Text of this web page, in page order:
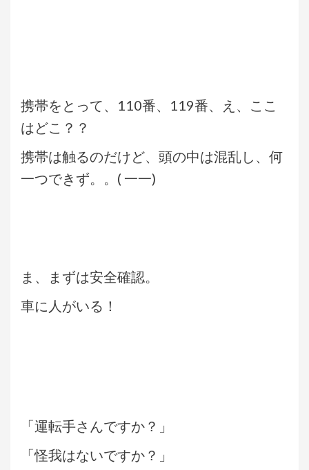
携帯をとって、110番、119番、え、ここ
はどこ？？
携帯は触るのだけど、頭の中は混乱し、何
一つできず。。( 一一)
ま、まずは安全確認。
車に人がいる！
「運転手さんですか？」
「怪我はないですか？」